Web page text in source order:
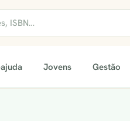
Jovens Gestão